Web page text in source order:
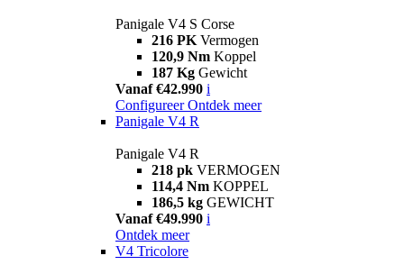
Panigale V4 S Corse
216 PK Vermogen
120,9 Nm Koppel
187 Kg Gewicht
Vanaf €42.990 i
Configureer Ontdek meer
Panigale V4 R
Panigale V4 R
218 pk VERMOGEN
114,4 Nm KOPPEL
186,5 kg GEWICHT
Vanaf €49.990 i
Ontdek meer
V4 Tricolore